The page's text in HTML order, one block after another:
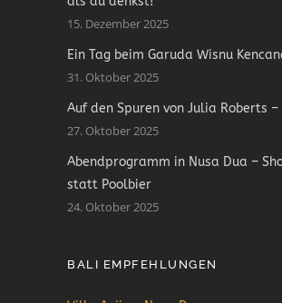
15. Dezember 2025
Ein Tag beim Garuda Wisnu
31. Oktober 2025
Auf den Spuren von Julia Roberts –
27. Oktober 2025
Abendprogramm in Nusa Dua –
statt Poolbier
24. Oktober 2025
BALI EMPFEHLUNGEN